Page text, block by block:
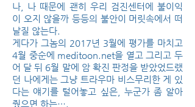
나, 나 때문에 괜히 우리 검진센터에 불이익
이 오지 않을까 등등의 불안이 머릿속에서 떠
날질 않는다.
게다가 그놈의 2017년 3월에 평가를 마치고
4월 중순에 meditoon.net을 열고 그리고 두
어 달 뒤 6월 말에 암 확진 판정을 받았었드랬
던 나에게는 그냥 트라우마 비스무리한 게 있
다는 얘기를 털어놓고 싶은, 누군가 좀 알아
줬으면 하는….